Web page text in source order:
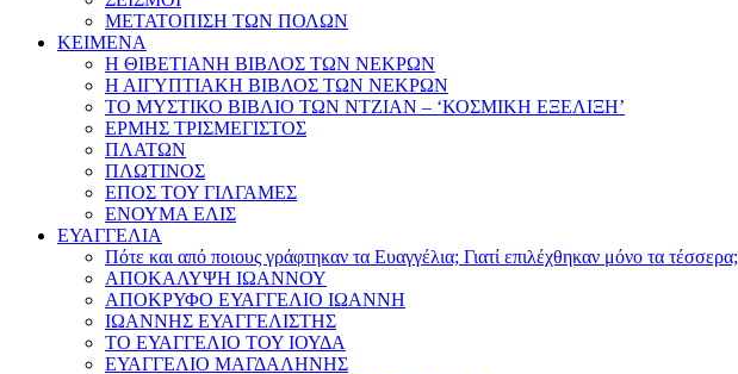
ΜΕΤΑΤΟΠΙΣΗ ΤΩΝ ΠΟΛΩΝ
ΚΕΙΜΕΝΑ
Η ΘΙΒΕΤΙΑΝΗ ΒΙΒΛΟΣ ΤΩΝ ΝΕΚΡΩΝ
Η ΑΙΓΥΠΤΙΑΚΗ ΒΙΒΛΟΣ ΤΩΝ ΝΕΚΡΩΝ
ΤΟ ΜΥΣΤΙΚΟ ΒΙΒΛΙΟ ΤΩΝ ΝΤΖΙΑΝ – ‘ΚΟΣΜΙΚΗ ΕΞΕΛΙΞΗ’
ΕΡΜΗΣ ΤΡΙΣΜΕΓΙΣΤΟΣ
ΠΛΑΤΩΝ
ΠΛΩΤΙΝΟΣ
ΕΠΟΣ ΤΟΥ ΓΙΛΓΑΜΕΣ
ΕΝΟΥΜΑ ΕΛΙΣ
ΕΥΑΓΓΕΛΙΑ
Πότε και από ποιους γράφτηκαν τα Ευαγγέλια; Γιατί επιλέχθηκαν μόνο τα τέσσερα;
ΑΠΟΚΑΛΥΨΗ ΙΩΑΝΝΟΥ
ΑΠΟΚΡΥΦΟ ΕΥΑΓΓΕΛΙΟ ΙΩΑΝΝΗ
ΙΩΑΝΝΗΣ ΕΥΑΓΓΕΛΙΣΤΗΣ
ΤΟ ΕΥΑΓΓΕΛΙΟ ΤΟΥ ΙΟΥΔΑ
ΕΥΑΓΓΕΛΙΟ ΜΑΓΔΑΛΗΝΗΣ